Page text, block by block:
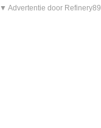
▼ Advertentie door Refinery89